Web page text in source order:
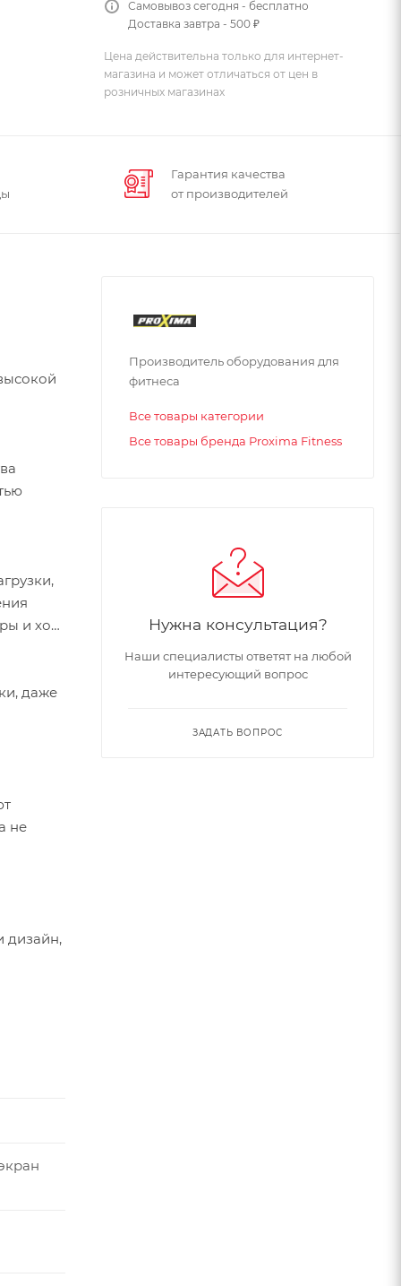
Самовывоз сегодня - бесплатно
Доставка завтра - 500 ₽
Цена действительна только для интернет-
магазина и может отличаться от цен в
розничных магазинах
Гарантия качества
от производителей
и ход
даже
не
дизайн,
Производитель оборудования для
фитнеса
Все товары категории
Все товары бренда Proxima Fitness
Нужна консультация?
Наши специалисты ответят на любой
интересующий вопрос
ЗАДАТЬ ВОПРОС